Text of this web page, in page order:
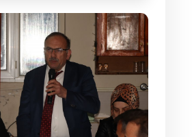
gerçekleştirdik.